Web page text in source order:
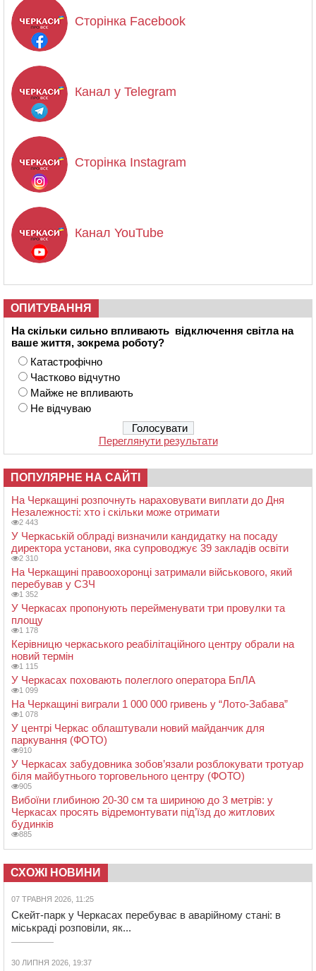
Сторінка Facebook
Канал у Telegram
Сторінка Instagram
Канал YouTube
ОПИТУВАННЯ
На скільки сильно впливають відключення світла на
ваше життя, зокрема роботу?
Катастрофічно
Частково відчутно
Майже не впливають
Не відчуваю
Переглянути результати
ПОПУЛЯРНЕ НА САЙТІ
На Черкащині розпочнуть нараховувати виплати до Дня
Незалежності: хто і скільки може отримати
2 443
У Черкаській облраді визначили кандидатку на посаду
директора установи, яка супроводжує 39 закладів освіти
2 310
На Черкащині правоохоронці затримали військового, який
перебував у СЗЧ
1 352
У Черкасах пропонують перейменувати три провулки та
площу
1 178
Керівницю черкаського реабілітаційного центру обрали на
новий термін
1 115
У Черкасах поховають полеглого оператора БпЛА
1 099
На Черкащині виграли 1 000 000 гривень у “Лото-Забава”
1 078
У центрі Черкас облаштували новий майданчик для
паркування (ФОТО)
910
У Черкасах забудовника зобов’язали розблокувати тротуар
біля майбутнього торговельного центру (ФОТО)
905
Вибоїни глибиною 20-30 см та шириною до 3 метрів: у
Черкасах просять відремонтувати під’їзд до житлових
будинків
885
СХОЖІ НОВИНИ
07 ТРАВНЯ 2026, 11:25
Скейт-парк у Черкасах перебуває в аварійному стані: в
міськраді розповіли, як...
30 ЛИПНЯ 2026, 19:37